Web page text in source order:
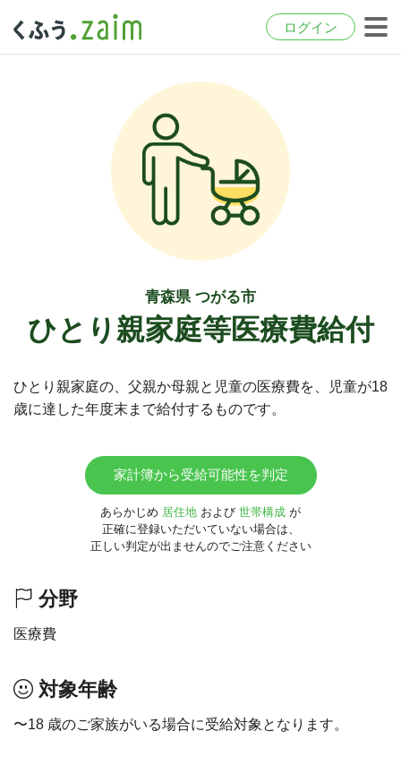
ログイン
青森県 つがる市
ひとり親家庭等医療費給付
ひとり親家庭の、父親か母親と児童の医療費を、児童が18
歳に達した年度末まで給付するものです。
家計簿から受給可能性を判定
あらかじめ 居住地 および 世帯構成 が
正確に登録いただいていない場合は、
正しい判定が出ませんのでご注意ください
分野
医療費
対象年齢
〜18 歳のご家族がいる場合に受給対象となります。